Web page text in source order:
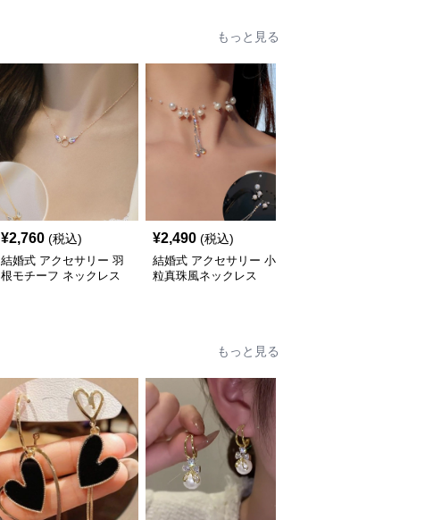
もっと見る
¥2,760 (税込)
結婚式 アクセサリー 羽
根モチーフ ネックレス
¥2,490 (税込)
結婚式 アクセサリー 小
粒真珠風ネックレス
もっと見る